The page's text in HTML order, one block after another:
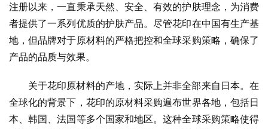
注册以来，一直秉承天然、安全、有效的护肤理念，为消费
者提供了一系列优质的护肤产品。尽管花印在中国有生产基
地，但品牌对于原材料的严格把控和全球采购策略，确保了
产品的品质与效果。
关于花印原材料的产地，实际上并非全部来自日本。在
全球化的背景下，花印的原材料采购遍布世界各地，包括日
本、韩国、法国等多个国家和地区。这种全球采购策略使得